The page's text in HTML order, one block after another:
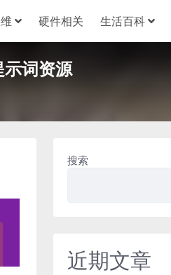
硬件相关 生活百科
词资源
搜索
近期文章